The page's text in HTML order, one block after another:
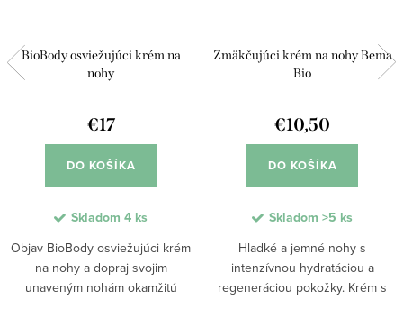
BioBody osviežujúci krém na
nohy
€17
DO KOŠÍKA
Skladom 4 ks
Objav BioBody osviežujúci krém
na nohy a dopraj svojim
unaveným nohám okamžitú
Zmäkčujúci krém na nohy Bema
Bio
€10,50
DO KOŠÍKA
Skladom >5 ks
Hladké a jemné nohy s
intenzívnou hydratáciou a
regeneráciou pokožky. Krém s